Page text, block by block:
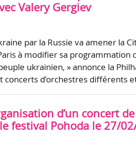
Valery Gergiev
par la Russie va amener la
à modifier sa programmation
ukrainien, » annonce la
d’orchestres différents
d’un concert
festival Pohoda le 27/